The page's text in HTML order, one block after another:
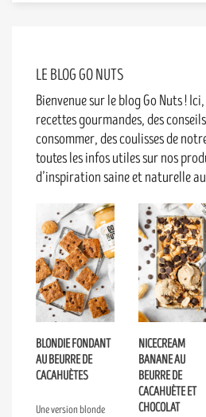
LE BLOG GO NUTS
Bienvenue sur le blog Go Nuts !
recettes gourmandes, des
consommer, des coulisses de
toutes les infos utiles sur nos
d’inspiration saine et naturelle
BLONDIE FONDANT
AU BEURRE DE
CACAHUÈTES
Une version blonde
NICECREAM
BANANE AU
BEURRE DE
CACAHUÈTE ET
CHOCOLAT